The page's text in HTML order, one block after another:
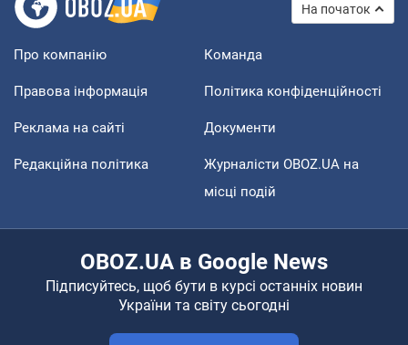
На початок
Про компанію Команда
Правова інформація Політика конфіденційності
Реклама на сайті Документи
Редакційна політика
Журналісти OBOZ.UA на
місці подій
OBOZ.UA в Google News
Підписуйтесь, щоб бути в курсі останніх новин
України та світу сьогодні